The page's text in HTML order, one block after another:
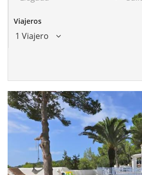
Viajeros
1 Viajero